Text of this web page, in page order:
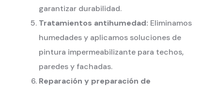
garantizar durabilidad.
Tratamientos antihumedad: Eliminamos
humedades y aplicamos soluciones de
pintura impermeabilizante para techos,
paredes y fachadas.
Reparación y preparación de